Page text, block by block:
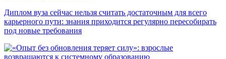
Диплом вуза сейчас нельзя считать достаточным для всего
карьерного пути: знания приходится регулярно пересобирать
под новые требования